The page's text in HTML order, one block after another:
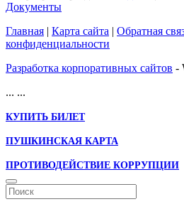
Документы
Главная | Карта сайта | Обратная
конфиденциальности
Разработка корпоративных сайтов -
... ...
КУПИТЬ БИЛЕТ
ПУШКИНСКАЯ КАРТА
ПРОТИВОДЕЙСТВИЕ КОРРУПЦИИ